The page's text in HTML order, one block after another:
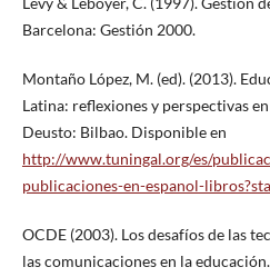
Barcelona: Gestión 2000.
Montaño López, M. (ed). (2013).
Latina: reflexiones y perspectivas
Deusto: Bilbao. Disponible en
http://www.tuningal.org/es/
publicaciones-en-espanol-
OCDE (2003). Los desafíos de las
las comunicaciones en la